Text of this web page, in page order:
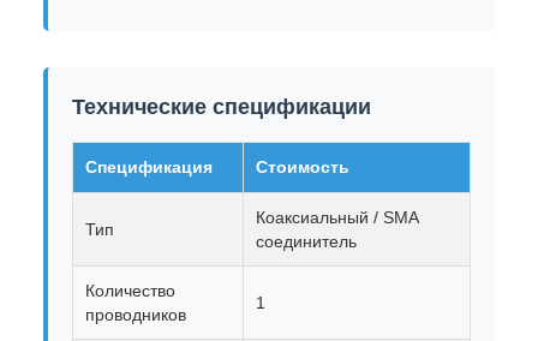
Технические спецификации
Спецификация Стоимость
Тип
Коаксиальный / SMA
соединитель
Количество
проводников
1